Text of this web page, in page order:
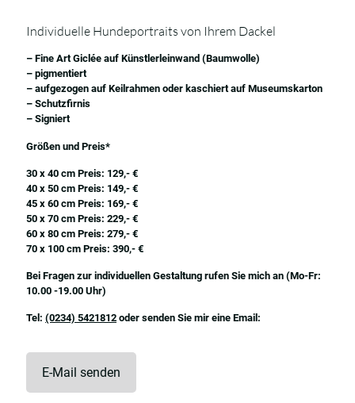
Individuelle Hundeportraits von Ihrem Dackel
– Fine Art Giclée auf Künstlerleinwand (Baumwolle)
– pigmentiert
– aufgezogen auf Keilrahmen oder kaschiert auf Museumskarton
– Schutzfirnis
– Signiert
Größen und Preis*
30 x 40 cm Preis: 129,- €
40 x 50 cm Preis: 149,- €
45 x 60 cm Preis: 169,- €
50 x 70 cm Preis: 229,- €
60 x 80 cm Preis: 279,- €
70 x 100 cm Preis: 390,- €
Bei Fragen zur individuellen Gestaltung rufen Sie mich an (Mo-Fr:
10.00 -19.00 Uhr)
Tel: (0234) 5421812 oder senden Sie mir eine Email:
E-Mail senden